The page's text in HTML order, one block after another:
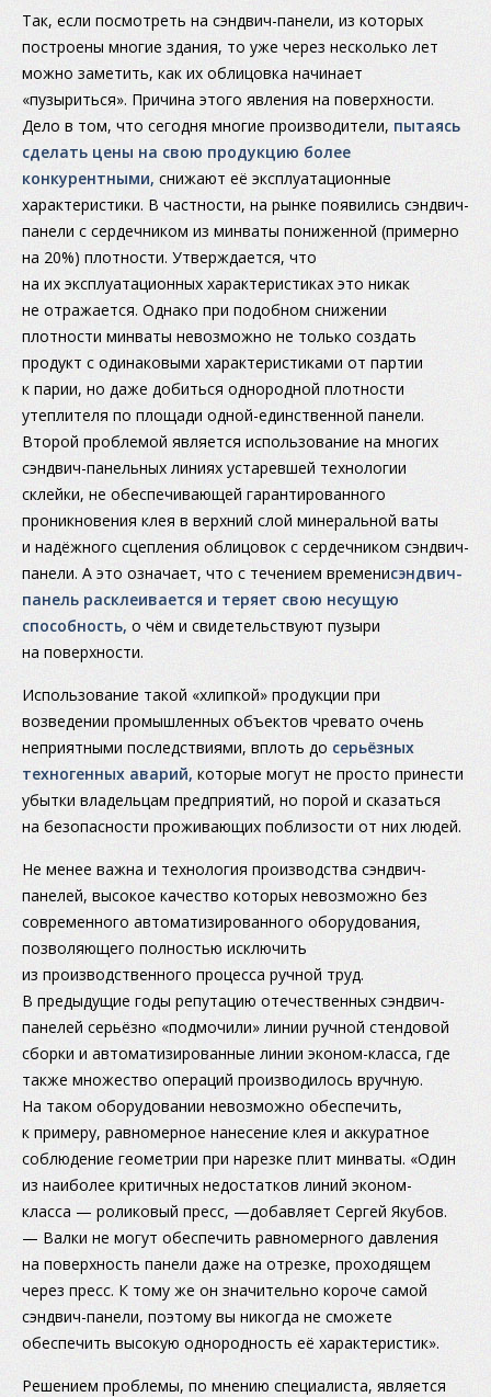
Так, если посмотреть на сэндвич-панели, из которых
построены многие здания, то уже через несколько лет
можно заметить, как их облицовка начинает
«пузыриться». Причина этого явления на поверхности.
Дело в том, что сегодня многие производители, пытаясь
сделать цены на свою продукцию более
конкурентными, снижают её эксплуатационные
характеристики. В частности, на рынке появились сэндвич-
панели с сердечником из минваты пониженной (примерно
на 20%) плотности. Утверждается, что
на их эксплуатационных характеристиках это никак
не отражается. Однако при подобном снижении
плотности минваты невозможно не только создать
продукт с одинаковыми характеристиками от партии
к парии, но даже добиться однородной плотности
утеплителя по площади одной-единственной панели.
Второй проблемой является использование на многих
сэндвич-панельных линиях устаревшей технологии
склейки, не обеспечивающей гарантированного
проникновения клея в верхний слой минеральной ваты
и надёжного сцепления облицовок с сердечником сэндвич-
панели. А это означает, что с течением временисэндвич-
панель расклеивается и теряет свою несущую
способность, о чём и свидетельствуют пузыри
на поверхности.
Использование такой «хлипкой» продукции при
возведении промышленных объектов чревато очень
неприятными последствиями, вплоть до серьёзных
техногенных аварий, которые могут не просто принести
убытки владельцам предприятий, но порой и сказаться
на безопасности проживающих поблизости от них людей.
Не менее важна и технология производства сэндвич-
панелей, высокое качество которых невозможно без
современного автоматизированного оборудования,
позволяющего полностью исключить
из производственного процесса ручной труд.
В предыдущие годы репутацию отечественных сэндвич-
панелей серьёзно «подмочили» линии ручной стендовой
сборки и автоматизированные линии эконом-класса, где
также множество операций производилось вручную.
На таком оборудовании невозможно обеспечить,
к примеру, равномерное нанесение клея и аккуратное
соблюдение геометрии при нарезке плит минваты. «Один
из наиболее критичных недостатков линий эконом-
класса — роликовый пресс, —добавляет Сергей Якубов.
— Валки не могут обеспечить равномерного давления
на поверхность панели даже на отрезке, проходящем
через пресс. К тому же он значительно короче самой
сэндвич-панели, поэтому вы никогда не сможете
обеспечить высокую однородность её характеристик».
Решением проблемы, по мнению специалиста, является